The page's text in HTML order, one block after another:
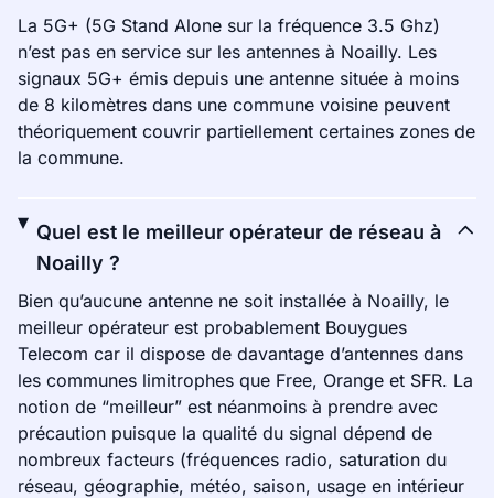
La 5G+ (5G Stand Alone sur la fréquence 3.5 Ghz)
n’est pas en service sur les antennes à Noailly. Les
signaux 5G+ émis depuis une antenne située à moins
de 8 kilomètres dans une commune voisine peuvent
théoriquement couvrir partiellement certaines zones de
la commune.
Quel est le meilleur opérateur de réseau à
Noailly ?
Bien qu’aucune antenne ne soit installée à Noailly, le
meilleur opérateur est probablement Bouygues
Telecom car il dispose de davantage d’antennes dans
les communes limitrophes que Free, Orange et SFR. La
notion de “meilleur” est néanmoins à prendre avec
précaution puisque la qualité du signal dépend de
nombreux facteurs (fréquences radio, saturation du
réseau, géographie, météo, saison, usage en intérieur